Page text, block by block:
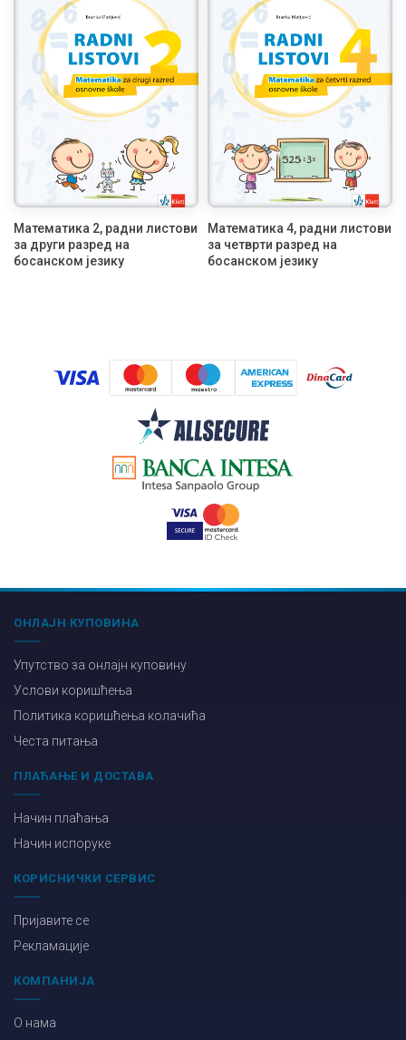
Математика 2, радни листови
за други разред на
босанском језику
Математика 4, радни листови
за четврти разред на
босанском језику
ОНЛАЈН КУПОВИНА
Упутство за онлајн куповину
Услови коришћења
Политика коришћења колачића
Честа питања
ПЛАЋАЊЕ И ДОСТАВА
Начин плаћања
Начин испоруке
КОРИСНИЧКИ СЕРВИС
Пријавите се
Рекламације
КОМПАНИЈА
О нама